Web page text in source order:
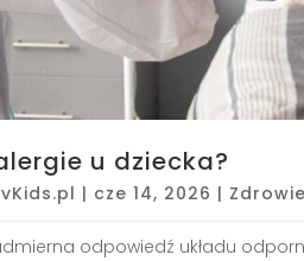
u dziecka?
| cze 14, 2026 |
odpowiedź układu